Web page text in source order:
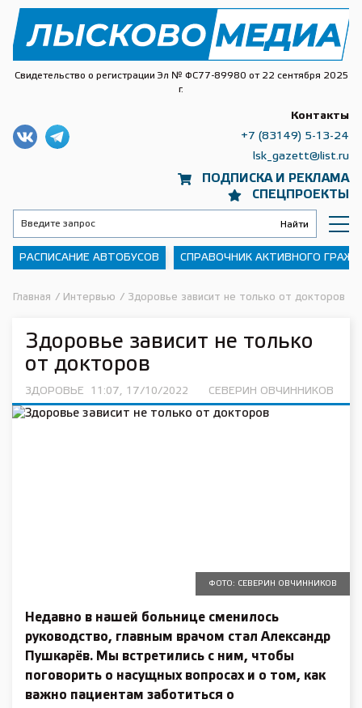
Свидетельство о регистрации Эл № ФС77-89980 от 22 сентября 2025
г.
ПОДПИСКА И РЕКЛАМА
СПЕЦПРОЕКТЫ
Контакты
+7 (83149) 5-13-24
lsk_gazett@list.ru
РАСПИСАНИЕ АВТОБУСОВ СПРАВОЧНИК АКТИВНОГО
Главная / Интервью / Здоровье зависит не только от докторов
Здоровье зависит не только
от докторов
ЗДОРОВЬЕ 11:07, 17/10/2022 СЕВЕРИН ОВЧИННИКОВ
ФОТО: СЕВЕРИН ОВЧИННИКОВ
Недавно в нашей больнице сменилось
руководство, главным врачом стал Александр
Пушкарёв. Мы встретились с ним, чтобы
поговорить о насущных вопросах и о том, как
важно пациентам заботиться о